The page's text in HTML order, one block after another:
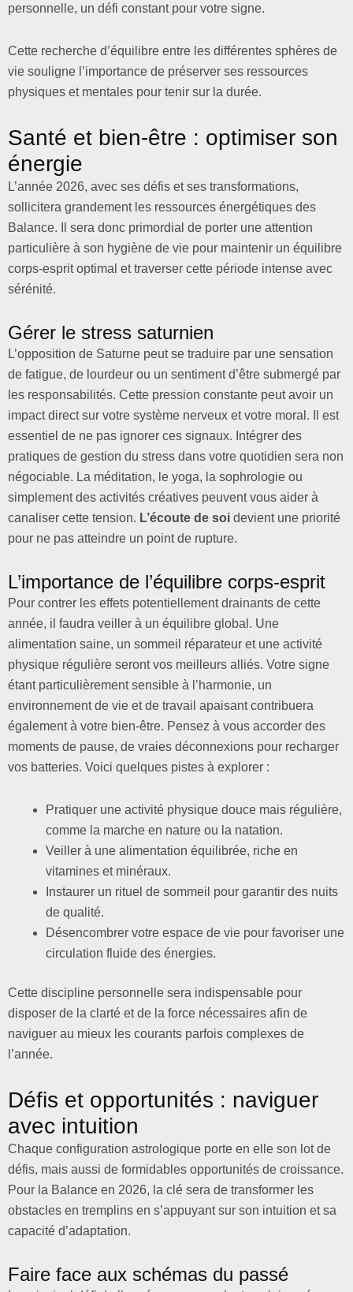
personnelle, un défi constant pour votre signe.
Cette recherche d’équilibre entre les différentes sphères de
vie souligne l’importance de préserver ses ressources
physiques et mentales pour tenir sur la durée.
Santé et bien-être : optimiser son
énergie
L’année 2026, avec ses défis et ses transformations,
sollicitera grandement les ressources énergétiques des
Balance. Il sera donc primordial de porter une attention
particulière à son hygiène de vie pour maintenir un équilibre
corps-esprit optimal et traverser cette période intense avec
sérénité.
Gérer le stress saturnien
L’opposition de Saturne peut se traduire par une sensation
de fatigue, de lourdeur ou un sentiment d’être submergé par
les responsabilités. Cette pression constante peut avoir un
impact direct sur votre système nerveux et votre moral. Il est
essentiel de ne pas ignorer ces signaux. Intégrer des
pratiques de gestion du stress dans votre quotidien sera non
négociable. La méditation, le yoga, la sophrologie ou
simplement des activités créatives peuvent vous aider à
canaliser cette tension. L’écoute de soi devient une priorité
pour ne pas atteindre un point de rupture.
L’importance de l’équilibre corps-esprit
Pour contrer les effets potentiellement drainants de cette
année, il faudra veiller à un équilibre global. Une
alimentation saine, un sommeil réparateur et une activité
physique régulière seront vos meilleurs alliés. Votre signe
étant particulièrement sensible à l’harmonie, un
environnement de vie et de travail apaisant contribuera
également à votre bien-être. Pensez à vous accorder des
moments de pause, de vraies déconnexions pour recharger
vos batteries. Voici quelques pistes à explorer :
Pratiquer une activité physique douce mais régulière,
comme la marche en nature ou la natation.
Veiller à une alimentation équilibrée, riche en
vitamines et minéraux.
Instaurer un rituel de sommeil pour garantir des nuits
de qualité.
Désencombrer votre espace de vie pour favoriser une
circulation fluide des énergies.
Cette discipline personnelle sera indispensable pour
disposer de la clarté et de la force nécessaires afin de
naviguer au mieux les courants parfois complexes de
l’année.
Défis et opportunités : naviguer
avec intuition
Chaque configuration astrologique porte en elle son lot de
défis, mais aussi de formidables opportunités de croissance.
Pour la Balance en 2026, la clé sera de transformer les
obstacles en tremplins en s’appuyant sur son intuition et sa
capacité d’adaptation.
Faire face aux schémas du passé